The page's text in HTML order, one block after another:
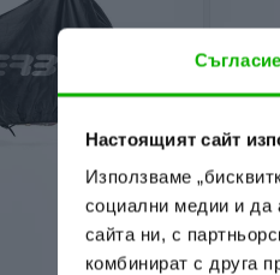
Съгласие
Настоящият сайт
Използваме
социални медии и да
сайта ни, с
комбинират с друга
ACERBIS